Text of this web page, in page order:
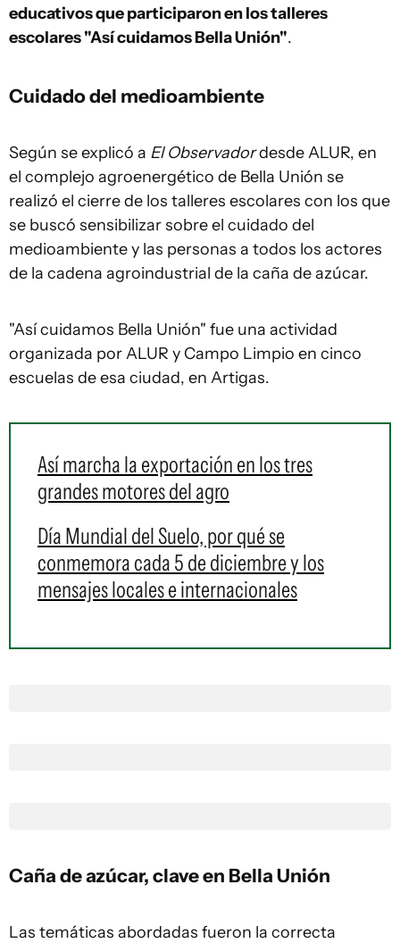
educativos que participaron en los talleres
escolares "Así cuidamos Bella Unión".
Cuidado del medioambiente
Según se explicó a El Observadordesde ALUR, en
el complejo agroenergético de Bella Unión se
realizó el cierre de los talleres escolares con los que
se buscó sensibilizar sobre el cuidado del
medioambiente y las personas a todos los actores
de la cadena agroindustrial de la caña de azúcar.
"Así cuidamos Bella Unión" fue una actividad
organizada por ALUR y Campo Limpio en cinco
escuelas de esa ciudad, en Artigas.
Así marcha la exportación en los tres
grandes motores del agro
Día Mundial del Suelo, por qué se
conmemora cada 5 de diciembre y los
mensajes locales e internacionales
Caña de azúcar, clave en Bella Unión
Las temáticas abordadas fueron la correcta